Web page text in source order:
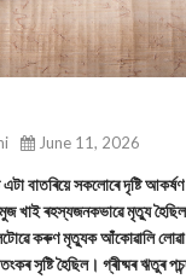
June 11, 2026
বাতৰিয়ে সকলোৰে দৃষ্টি
খাই ৰহস্যজনকভাৱে মৃত্যু
কৰুণ মৃত্যুক আঁকোৱালি
সৃষ্টি হৈছিল। গ্ৰীষ্মৰ ঋতুৰ